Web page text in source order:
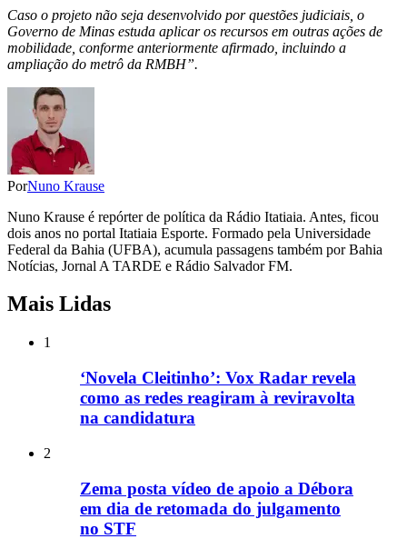
Caso o projeto não seja desenvolvido por questões judiciais, o
Governo de Minas estuda aplicar os recursos em outras ações de
mobilidade, conforme anteriormente afirmado, incluindo a
ampliação do metrô da RMBH”.
PorNuno Krause
Nuno Krause é repórter de política da Rádio Itatiaia. Antes, ficou
dois anos no portal Itatiaia Esporte. Formado pela Universidade
Federal da Bahia (UFBA), acumula passagens também por Bahia
Notícias, Jornal A TARDE e Rádio Salvador FM.
Mais Lidas
1
‘Novela Cleitinho’: Vox Radar revela
como as redes reagiram à reviravolta
na candidatura
2
Zema posta vídeo de apoio a Débora
em dia de retomada do julgamento
no STF